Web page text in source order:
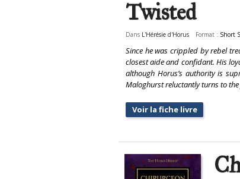
Twisted
Dans L'Hérésie d'Horus Format : Short
Since he was crippled by rebel
closest aide and confidant. His
although Horus’s authority is
Maloghurst reluctantly turns to
Voir la fiche livre